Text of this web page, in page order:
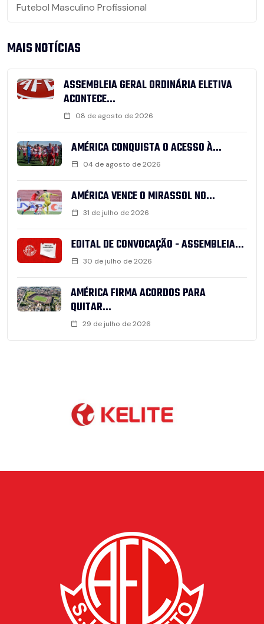
Futebol Masculino Profissional
MAIS NOTÍCIAS
ASSEMBLEIA GERAL ORDINÁRIA ELETIVA
ACONTECE...
08 de agosto de 2026
AMÉRICA CONQUISTA O ACESSO À...
04 de agosto de 2026
AMÉRICA VENCE O MIRASSOL NO...
31 de julho de 2026
EDITAL DE CONVOCAÇÃO - ASSEMBLEIA...
30 de julho de 2026
AMÉRICA FIRMA ACORDOS PARA
QUITAR...
29 de julho de 2026